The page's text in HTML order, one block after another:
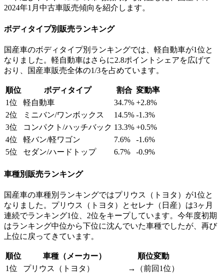
2024年1月中古車販売傾向を紹介します。
ボディタイプ別販売ランキング
国産車のボディタイプ別ランキングでは、軽自動車が1位と
なりました。軽自動車はさらに2.8ポイントシェアを広げて
おり、国産車販売全体の1/3を占めています。
順位 ボディタイプ 割合 変動率
1位
軽自動車 34.7% +2.8%
2位
ミニバン/ワンボックス 14.5% -1.3%
3位
コンパクト/ハッチバック 13.3% +0.5%
4位
軽バン/軽ワゴン 7.6%
-1.6%
5位
セダン/ハードトップ 6.7% -0.9%
車種別販売ランキング
国産車の車種別ランキングではプリウス（トヨタ）が1位と
なりました。プリウス（トヨタ）とセレナ（日産）は3ヶ月
連続でランキング1位、2位をキープしています。今年度初期
はランキング中位から下位に沈んでいた車種でしたが、再び
上位に戻ってきています。
順位 車種（メーカー）
順位変動
1位
プリウス（トヨタ）
→（前回1位）